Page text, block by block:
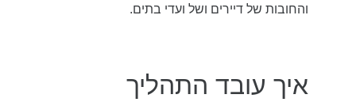
והחובות של דיירים ושל ועדי בתים.
איך עובד התהליך